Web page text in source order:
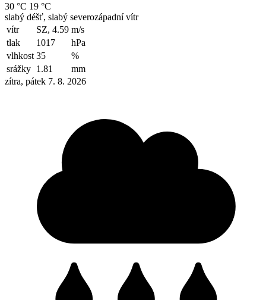
30 °C 19 °C
slabý déšť, slabý severozápadní vítr
vítr
SZ, 4.59 m/s
tlak
1017
hPa
vlhkost 35
%
srážky 1.81
mm
zítra, pátek 7. 8. 2026